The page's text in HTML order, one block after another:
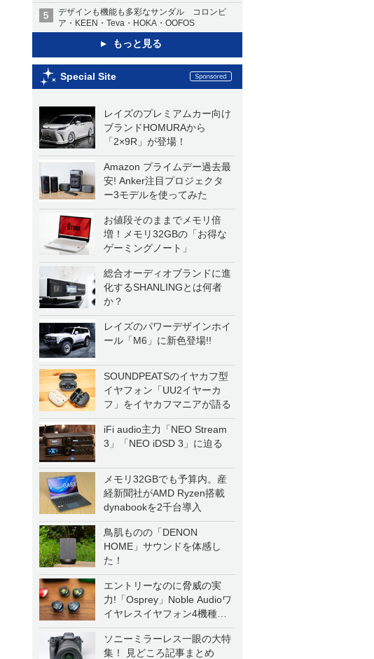
デザインも機能も多彩なサンダル コロンビ
ア・KEEN・Teva・HOKA・OOFOS
もっと見る
Special Site
レイズのプレミアムカー向け
ブランドHOMURAから
「2×9R」が登場！
Amazon プライムデー過去最
安! Anker注目プロジェクタ
ー3モデルを使ってみた
お値段そのままでメモリ倍
増！メモリ32GBの「お得な
ゲーミングノート」
総合オーディオブランドに進
化するSHANLINGとは何者
か？
レイズのパワーデザインホイ
ール「M6」に新色登場!!
SOUNDPEATSのイヤカフ型
イヤフォン「UU2イヤーカ
フ」をイヤカフマニアが語る
iFi audio主力「NEO Stream
3」「NEO iDSD 3」に迫る
メモリ32GBでも予算内。産
経新聞社がAMD Ryzen搭載
dynabookを2千台導入
鳥肌ものの「DENON
HOME」サウンドを体感し
た！
エントリーなのに脅威の実
力!「Osprey」Noble Audioワ
イヤレスイヤフォン4機種を
一気に聴く
ソニーミラーレス一眼の大特
集！ 見どころ記事まとめ